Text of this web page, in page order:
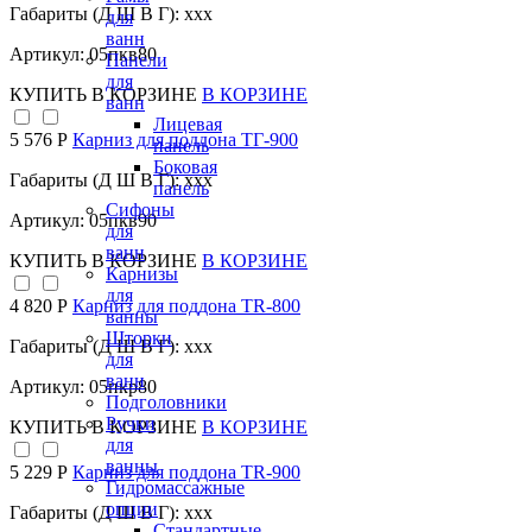
для
ванн
Панели
для
ванн
Лицевая
панель
Боковая
панель
Сифоны
для
ванн
Карнизы
для
ванны
Шторки
для
ванн
Подголовники
Ручки
для
ванны
Гидромассажные
опции
Габариты (Д Ш В Г): xxx
Артикул: 05пкв80
КУПИТЬ В КОРЗИНЕ В КОРЗИНЕ
5 576 Р Карниз для поддона TГ-900
Габариты (Д Ш В Г): xxx
Артикул: 05пкв90
КУПИТЬ В КОРЗИНЕ В КОРЗИНЕ
4 820 Р Карниз для поддона TR-800
Габариты (Д Ш В Г): xxx
Артикул: 05пкр80
КУПИТЬ В КОРЗИНЕ В КОРЗИНЕ
5 229 Р Карниз для поддона TR-900
Габариты (Д Ш В Г): xxx